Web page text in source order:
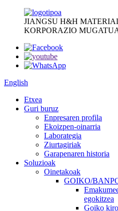
JIANGSU H&H
KORPORAZIO
English
Etxea
Guri buruz
Enpresaren profila
Ekoizpen-oinarria
Laborategia
Ziurtagiriak
Garapenaren historia
Soluzioak
Oinetakoak
GOIKO/
egokitzea
Goiko